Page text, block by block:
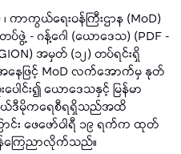
ကာကွယ်ရေးဝန်ကြီးဌာန (MoD)
- ဂန့်ဂေါ (ယောဒေသ) (PDF -
အမှတ် (၁၂) တပ်ရင်းရှိ
အနေဖြင့် MoD လက်အောက်မှ နုတ်
ါင်း၍ ယောဒေသနှင့် မြန်မာ
ရယ်ဒီမိုကရေစီရရှိသည်အထိ
း ဖေဖော်ဝါရီ ၁၉ ရက်က ထုတ်
န်ကြေညာလိုက်သည်။